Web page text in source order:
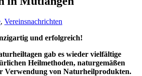
, Vereinsnachrichten
und erfolgreich!
gab es wieder vielfältige
Heilmethoden, naturgemäßen
Verwendung von Naturheilprodukten.